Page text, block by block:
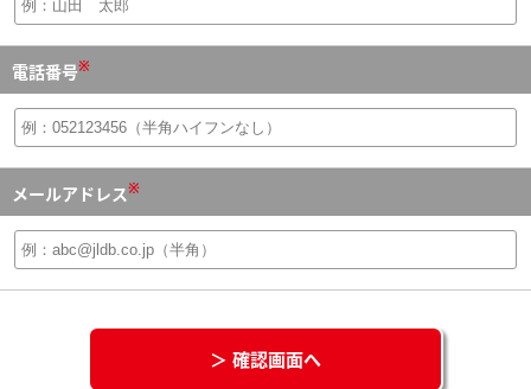
電話番号※
メールアドレス※
＞ 確認画面へ